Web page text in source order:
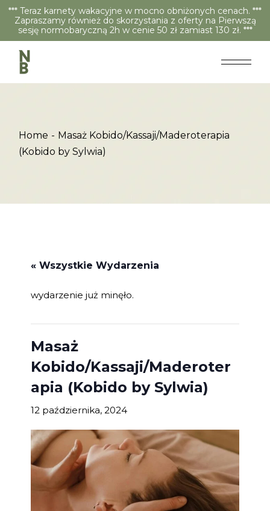
*** Teraz karnety wakacyjne w mocno obniżonych cenach. ***
Zapraszamy również do skorzystania z oferty na Pierwszą
sesję normobaryczną 2h w cenie 50 zł zamiast 130 zł. ***
Home
Masaż Kobido/Kassaji/Maderoterapia
(Kobido by Sylwia)
« Wszystkie Wydarzenia
wydarzenie już minęło.
Masaż
Kobido/Kassaji/Maderoter
apia (Kobido by Sylwia)
12 października, 2024